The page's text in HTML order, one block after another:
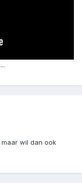
wil dan ook